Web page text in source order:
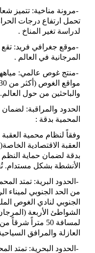
-مرونة مناخية: تتميز
تحمل ارتفاع درجات
لدراسة تغير المناخ .
-موقع جغرافي فريد:
المرجانية في العالم .
-
والباحثين من حول العالم.
الحدود والمراقبة: لضمان
المحمية بدقة :
وفقاً لنظام محمية
العقبة الاقتصادية الخاصة
بدقة لضمان حماية النظم
الأنشطة بشكل مستدام.
- الحدود البرية: تمتد
من الحد الجنوبي لميناء
الجنوبي لنادي الغوص
الشواطئ الأربعة
لمسافة 50
العازلة والمرافق
-